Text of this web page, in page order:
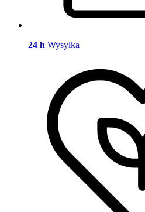
24 h Wysyłka